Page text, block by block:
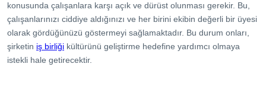
konusunda çalışanlara karşı açık ve dürüst olunması gerekir. Bu,
çalışanlarınızı ciddiye aldığınızı ve her birini ekibin değerli bir üyesi
olarak gördüğünüzü göstermeyi sağlamaktadır. Bu durum onları,
şirketin iş birliği kültürünü geliştirme hedefine yardımcı olmaya
istekli hale getirecektir.